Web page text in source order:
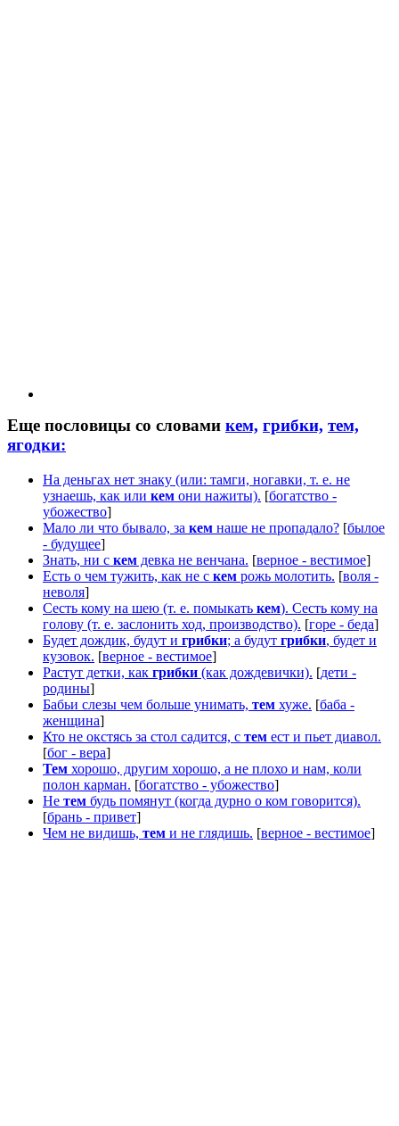
Еще пословицы со словами кем, грибки, тем,
ягодки:
На деньгах нет знаку (или: тамги, ногавки, т. е. не
узнаешь, как или кем они нажиты). [богатство -
убожество]
Мало ли что бывало, за кем наше не пропадало? [былое
- будущее]
Знать, ни с кем девка не венчана. [верное - вестимое]
Есть о чем тужить, как не с кем рожь молотить. [воля -
неволя]
Сесть кому на шею (т. е. помыкать кем). Сесть кому на
голову (т. е. заслонить ход, производство). [горе - беда]
Будет дождик, будут и грибки; а будут грибки, будет и
кузовок. [верное - вестимое]
Растут детки, как грибки (как дождевички). [дети -
родины]
Бабьи слезы чем больше унимать, тем хуже. [баба -
женщина]
Кто не окстясь за стол садится, с тем ест и пьет диавол.
[бог - вера]
Тем хорошо, другим хорошо, а не плохо и нам, коли
полон карман. [богатство - убожество]
Не тем будь помянут (когда дурно о ком говорится).
[брань - привет]
Чем не видишь, тем и не глядишь. [верное - вестимое]